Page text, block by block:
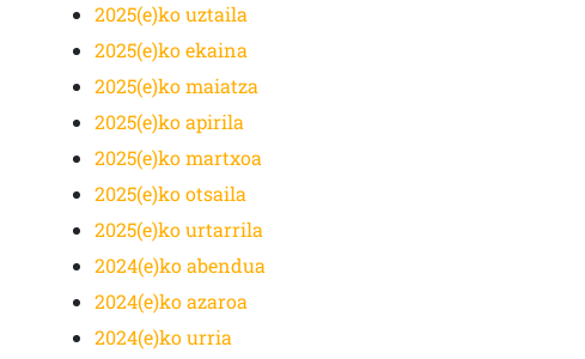
2025(e)ko uztaila
2025(e)ko ekaina
2025(e)ko maiatza
2025(e)ko apirila
2025(e)ko martxoa
2025(e)ko otsaila
2025(e)ko urtarrila
2024(e)ko abendua
2024(e)ko azaroa
2024(e)ko urria